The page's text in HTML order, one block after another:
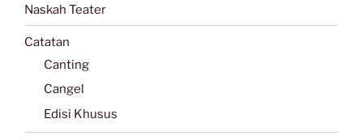
Naskah Teater
Catatan
Canting
Cangel
Edisi Khusus